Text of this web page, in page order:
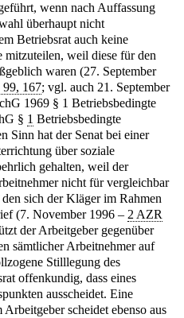
wenn nach Auffassung
überhaupt nicht
Betriebsrat auch keine
mitzuteilen, weil diese für den
waren (27. September
167; vgl. auch 21. September
1969 § 1 Betriebsbedingte
§ 1 Betriebsbedingte
Sinn hat der Senat bei einer
über soziale
gehalten, weil der
nicht für vergleichbar
sich der Kläger im Rahmen
(7. November 1996 – 2 AZR
der Arbeitgeber gegenüber
sämtlicher Arbeitnehmer auf
Stilllegung des
offenkundig, dass eines
ausscheidet. Eine
scheidet ebenso aus